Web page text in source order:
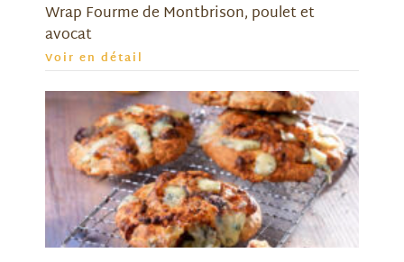
Wrap Fourme de Montbrison, poulet et
avocat
Voir en détail